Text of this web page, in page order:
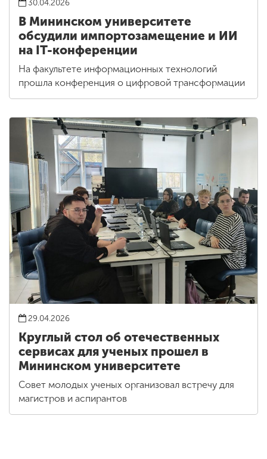
30.04.2026
В Мининском университете
обсудили импортозамещение и ИИ
на IT-конференции
На факультете информационных технологий
прошла конференция о цифровой трансформации
29.04.2026
Круглый стол об отечественных
сервисах для ученых прошел в
Мининском университете
Совет молодых ученых организовал встречу для
магистров и аспирантов